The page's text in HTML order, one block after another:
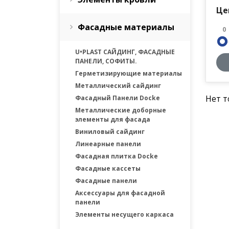
Фасадные материалы
U•PLAST САЙДИНГ, ФАСАДНЫЕ
ПАНЕЛИ, СОФИТЫ.
Герметизирующие материалы
Металлический сайдинг
Фасадный Панели Docke
Металлические доборные
элементы для фасада
Виниловый сайдинг
Линеарные панели
Фасадная плитка Docke
Фасадные каcсеты
Фасадные панели
Аксессуары для фасадной
панели
Элементы несущего каркаса
0
Нет